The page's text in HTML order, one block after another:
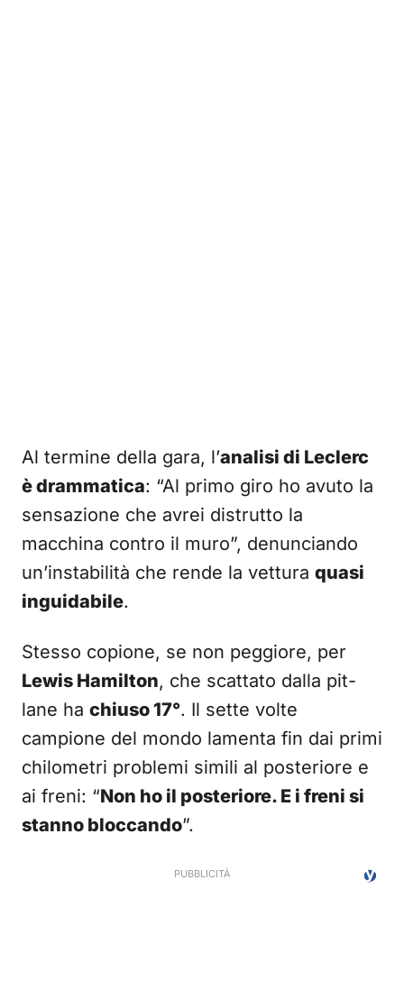
Al termine della gara, l’analisi di Leclerc
è drammatica: “Al primo giro ho avuto la
sensazione che avrei distrutto la
macchina contro il muro”, denunciando
un’instabilità che rende la vettura quasi
inguidabile.
Stesso copione, se non peggiore, per
Lewis Hamilton, che scattato dalla pit-
lane ha chiuso 17°. Il sette volte
campione del mondo lamenta fin dai primi
chilometri problemi simili al posteriore e
ai freni: “Non ho il posteriore. E i freni si
stanno bloccando”.